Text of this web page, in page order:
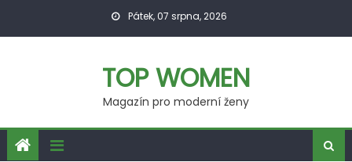
Pátek, 07 srpna, 2026
TOP WOMEN
Magazín pro moderní ženy